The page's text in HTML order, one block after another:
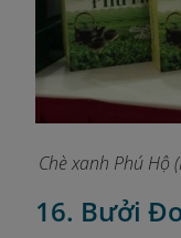
Chè xanh Phú Hộ
16. Bưởi